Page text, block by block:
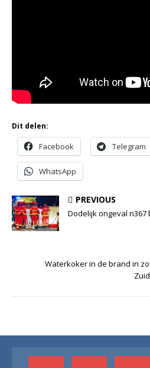
Dit delen:
Facebook Telegram
WhatsApp
PREVIOUS
Dodelijk ongeval n367
Waterkoker in de brand in